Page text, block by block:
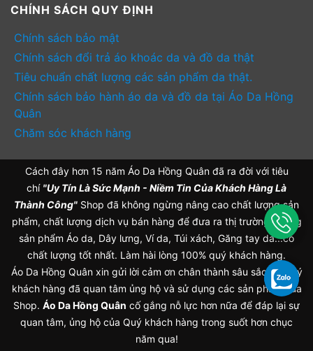
CHÍNH SÁCH QUY ĐỊNH
Chính sách bảo mật
Chính sách đổi trả áo khoác da và đồ da thật
Tiêu chuẩn chất lượng các sản phẩm da thật.
Chính sách bảo hành áo da và đồ da tại Áo Da Hồng
Quân
Chăm sóc khách hàng
Cách đây hơn 15 năm Áo Da Hồng Quân đã ra đời với tiêu
chí "Uy Tín Là Sức Mạnh - Niềm Tin Của Khách Hàng Là
Thành Công" Shop đã không ngừng nâng cao chất lượng sản
phẩm, chất lượng dịch vụ bán hàng để đưa ra thị trường những
sản phẩm Áo da, Dây lưng, Ví da, Túi xách, Găng tay da...có
chất lượng tốt nhất. Làm hài lòng 100% quý khách hàng.
Áo Da Hồng Quân xin gửi lời cảm ơn chân thành sâu sắc tới Quý
khách hàng đã quan tâm ủng hộ và sử dụng các sản phẩm của
Shop. Áo Da Hồng Quân cố gắng nỗ lực hơn nữa để đáp lại sự
quan tâm, ủng hộ của Quý khách hàng trong suốt hơn chục
năm qua!